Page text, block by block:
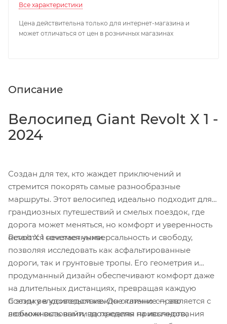
Все характеристики
Цена действительна только для интернет-магазина и
может отличаться от цен в розничных магазинах
Описание
Велосипед Giant Revolt X 1 -
2024
Создан для тех, кто жаждет приключений и
стремится покорять самые разнообразные
маршруты. Этот велосипед идеально подходит для
грандиозных путешествий и смелых поездок, где
дорога может меняться, но комфорт и уверенность
остаются неизменными.
Revolt X 1 сочетает универсальность и свободу,
позволяя исследовать как асфальтированные
дороги, так и грунтовые тропы. Его геометрия и
продуманный дизайн обеспечивают комфорт даже
на длительных дистанциях, превращая каждую
поездку в удовольствие. Он отлично справляется с
любыми вызовами, вдохновляя на исследования
С этим велосипедом каждое катание — это
возможность выйти за пределы привычного,